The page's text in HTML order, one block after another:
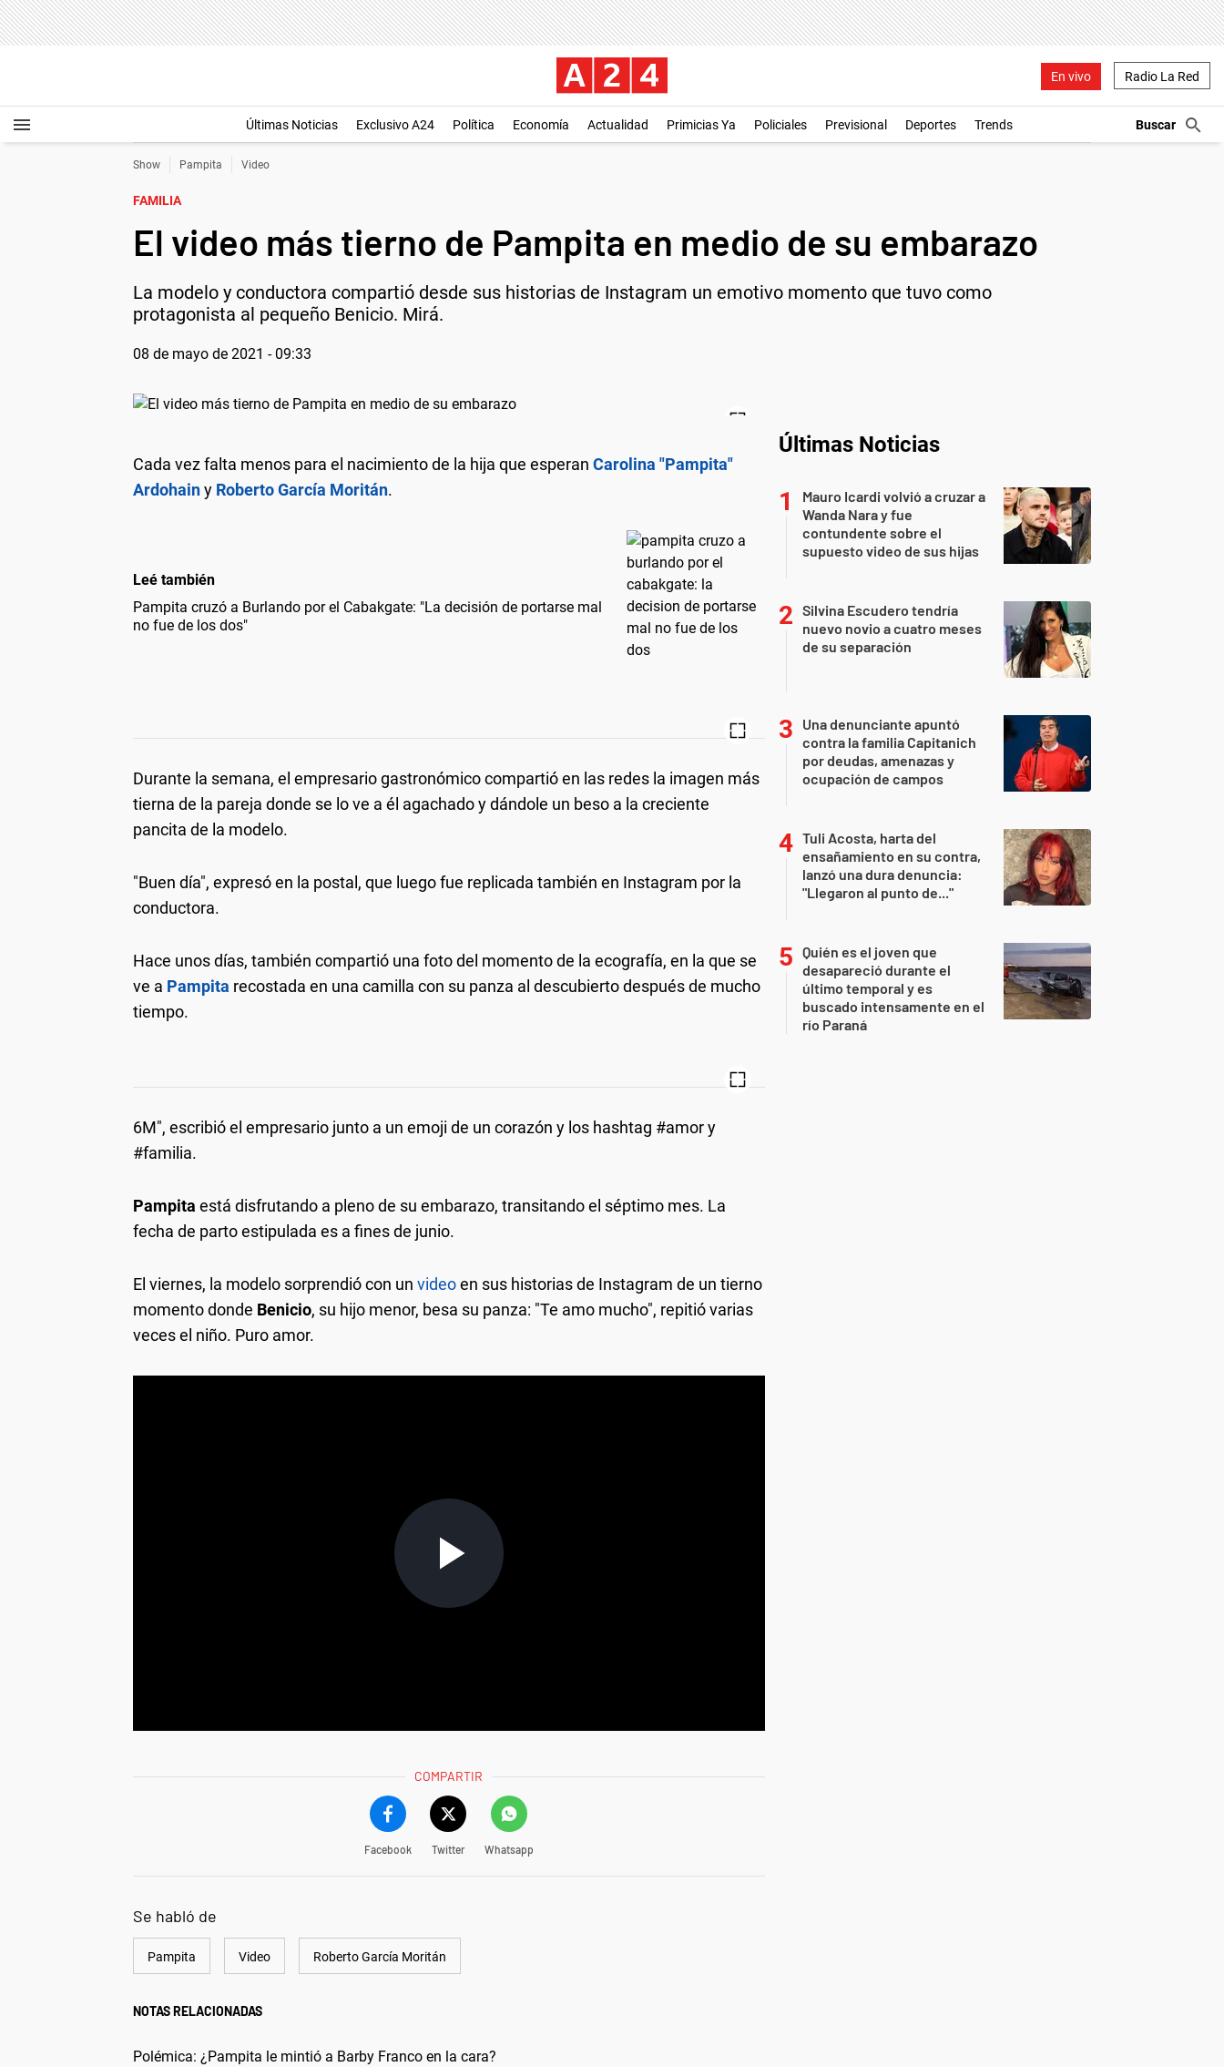
En vivo Radio La Red
Últimas Noticias Exclusivo A24 Política Economía Actualidad Primicias Ya Policiales Previsional Deportes Trends
Show Pampita Video
FAMILIA
El video más tierno de Pampita en medio de su embarazo
La modelo y conductora compartió desde sus historias de Instagram un emotivo momento que tuvo como
protagonista al pequeño Benicio. Mirá.
08 de mayo de 2021 - 09:33
Cada vez falta menos para el nacimiento de la hija que esperan Carolina "Pampita"
Ardohainy Roberto García Moritán.
Leé también
Pampita cruzó a Burlando por el Cabakgate: "La decisión de portarse mal
no fue de los dos"
Durante la semana, el empresario gastronómico compartió en las redes la imagen más
tierna de la pareja donde se lo ve a él agachado y dándole un beso a la creciente
pancita de la modelo.
"Buen día", expresó en la postal, que luego fue replicada también en Instagram por la
conductora.
Hace unos días, también compartió una foto del momento de la ecografía, en la que se
ve a Pampita recostada en una camilla con su panza al descubierto después de mucho
tiempo.
6M", escribió el empresario junto a un emoji de un corazón y los hashtag #amor y
#familia.
Pampita está disfrutando a pleno de su embarazo, transitando el séptimo mes. La
fecha de parto estipulada es a fines de junio.
El viernes, la modelo sorprendió con un videoen sus historias de Instagram de un tierno
momento donde Benicio, su hijo menor, besa su panza: "Te amo mucho", repitió varias
veces el niño. Puro amor.
COMPARTIR
Facebook Twitter Whatsapp
Se habló de
Pampita Video Roberto García Moritán
NOTAS RELACIONADAS
Polémica: ¿Pampita le mintió a Barby Franco en la cara?
Últimas Noticias
Mauro Icardi volvió a cruzar a
Wanda Nara y fue
contundente sobre el
supuesto video de sus hijas
Silvina Escudero tendría
nuevo novio a cuatro meses
de su separación
Una denunciante apuntó
contra la familia Capitanich
por deudas, amenazas y
ocupación de campos
Tuli Acosta, harta del
ensañamiento en su contra,
lanzó una dura denuncia:
"Llegaron al punto de..."
Quién es el joven que
desapareció durante el
último temporal y es
buscado intensamente en el
río Paraná